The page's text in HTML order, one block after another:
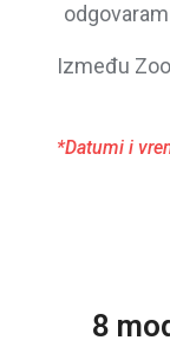
Između
*Datumi i
8